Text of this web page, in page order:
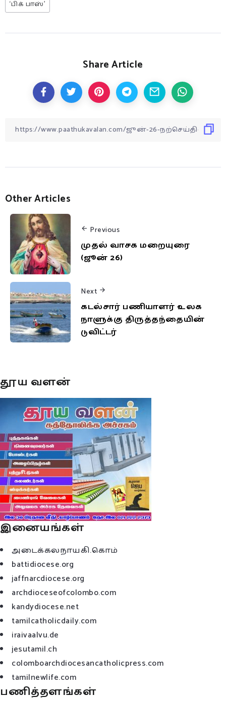
‘பிக் பாஸ்’
Share Article
Other Articles
Previous
முதல் வாசக மறையுரை
(ஜூன் 26)
Next
கடல்சார் பணியாளர் உலக
நாளுக்கு திருத்தந்தையின்
டுவிட்டர்
தூய வளன்
இனையங்கள்
அடைக்கலநாயகி.கொம்
battidiocese.org
jaffnarcdiocese.org
archdioceseofcolombo.com
kandydiocese.net
tamilcatholicdaily.com
iraivaalvu.de
jesutamil.ch
colomboarchdiocesancatholicpress.com
tamilnewlife.com
பணித்தளங்கள்